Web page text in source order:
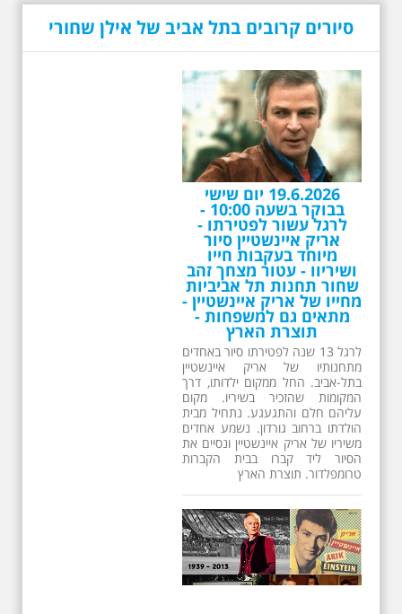
סיורים קרובים בתל אביב של אילן שחורי
19.6.2026 יום שישי
בבוקר בשעה 10:00 -
לרגל עשור לפטירתו -
אריק איינשטיין סיור
מיוחד בעקבות חייו
ושיריוו - עטור מצחך זהב
שחור תחנות תל אביביות
מחייו של אריק איינשטיין -
מתאים גם למשפחות -
תוצרת הארץ
לרגל 13 שנה לפטירתו סיור באחדים
מתחנותיו של אריק איינשטיין
בתל-אביב. החל ממקום ילדותו, דרך
המקומות שהזכיר בשיריו. מקום
עליהם חלם והתגעגע. נתחיל מבית
הולדתו ברחוב גורדון. נשמע אחדים
משיריו של אריק איינשטיין ונסיים את
הסיור ליד קברו בבית הקברות
טרומפלדור. תוצרת הארץ
26.6.2026 - שישי בבוקר
ב 10:00 אריק איינשטיין